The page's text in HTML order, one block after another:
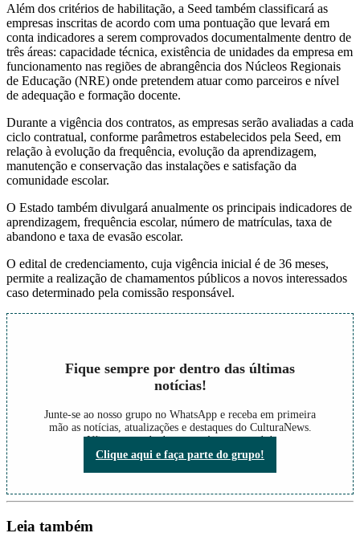
Além dos critérios de habilitação, a Seed também classificará as
empresas inscritas de acordo com uma pontuação que levará em
conta indicadores a serem comprovados documentalmente dentro de
três áreas: capacidade técnica, existência de unidades da empresa em
funcionamento nas regiões de abrangência dos Núcleos Regionais
de Educação (NRE) onde pretendem atuar como parceiros e nível
de adequação e formação docente.
Durante a vigência dos contratos, as empresas serão avaliadas a cada
ciclo contratual, conforme parâmetros estabelecidos pela Seed, em
relação à evolução da frequência, evolução da aprendizagem,
manutenção e conservação das instalações e satisfação da
comunidade escolar.
O Estado também divulgará anualmente os principais indicadores de
aprendizagem, frequência escolar, número de matrículas, taxa de
abandono e taxa de evasão escolar.
O edital de credenciamento, cuja vigência inicial é de 36 meses,
permite a realização de chamamentos públicos a novos interessados
caso determinado pela comissão responsável.
Fique sempre por dentro das últimas
notícias!
Junte-se ao nosso grupo no WhatsApp e receba em primeira
mão as notícias, atualizações e destaques do CulturaNews.
Não perca nada do que está acontecendo!
Clique aqui e faça parte do grupo!
Leia também